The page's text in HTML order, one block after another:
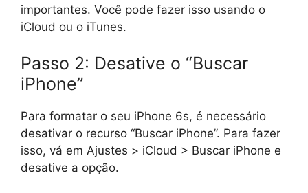
importantes. Você pode fazer isso usando o
iCloud ou o iTunes.
Passo 2: Desative o “Buscar
iPhone”
Para formatar o seu iPhone 6s, é necessário
desativar o recurso “Buscar iPhone”. Para fazer
isso, vá em Ajustes > iCloud > Buscar iPhone e
desative a opção.